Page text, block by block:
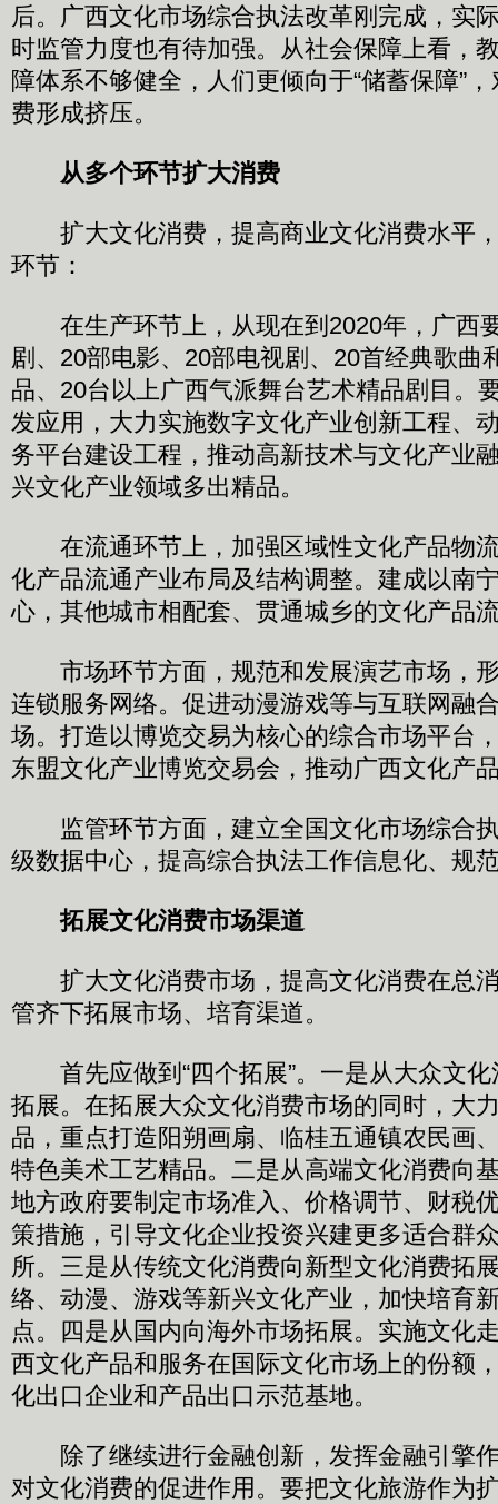
后。广西文化市场综合执法改革刚完成，实
时监管力度也有待加强。从社会保障上看，
障体系不够健全，人们更倾向于“储蓄保障”，
费形成挤压。
从多个环节扩大消费
扩大文化消费，提高商业文化消费水平
环节：
在生产环节上，从现在到2020年，广西
剧、20部电影、20部电视剧、20首经典歌曲
品、20台以上广西气派舞台艺术精品剧目。
发应用，大力实施数字文化产业创新工程、
务平台建设工程，推动高新技术与文化产业
兴文化产业领域多出精品。
在流通环节上，加强区域性文化产品物
化产品流通产业布局及结构调整。建成以南
心，其他城市相配套、贯通城乡的文化产品
市场环节方面，规范和发展演艺市场，
连锁服务网络。促进动漫游戏等与互联网融
场。打造以博览交易为核心的综合市场平
东盟文化产业博览交易会，推动广西文化产
监管环节方面，建立全国文化市场综合
级数据中心，提高综合执法工作信息化、规
拓展文化消费市场渠道
扩大文化消费市场，提高文化消费在总
管齐下拓展市场、培育渠道。
首先应做到“四个拓展”。一是从大众文化
拓展。在拓展大众文化消费市场的同时，大
品，重点打造阳朔画扇、临桂五通镇农民画
特色美术工艺精品。二是从高端文化消费向
地方政府要制定市场准入、价格调节、财税
策措施，引导文化企业投资兴建更多适合群
所。三是从传统文化消费向新型文化消费拓
络、动漫、游戏等新兴文化产业，加快培育
点。四是从国内向海外市场拓展。实施文化
西文化产品和服务在国际文化市场上的份额
化出口企业和产品出口示范基地。
除了继续进行金融创新，发挥金融引擎
对文化消费的促进作用。要把文化旅游作为